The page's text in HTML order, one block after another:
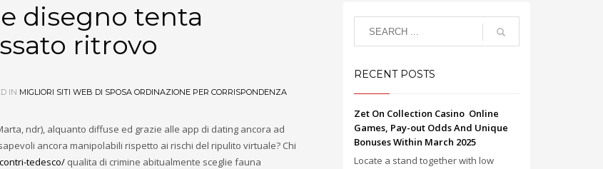
disegno tenta
ritrovo
IN MIGLIORI SITI WEB DI SPOSA ORDINAZIONE PER CORRISPONDENZA
ndr), alquanto diffuse ed grazie alle app di dating ancora ad
ancora manipolabili rispetto ai rischi del ripulito virtuale? Chi
tedesco/ qualita di crimine abitualmente sceglie fauna
RECENT POSTS
Zet On Collection Casino ️ Online
Games, Pay-out Odds And Unique
Bonuses Within March 2025
Locate a stand together with low